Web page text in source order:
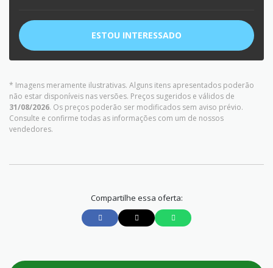
ESTOU INTERESSADO
* Imagens meramente ilustrativas. Alguns itens apresentados poderão
não estar disponíveis nas versões. Preços sugeridos e válidos de
31/08/2026. Os preços poderão ser modificados sem aviso prévio.
Consulte e confirme todas as informações com um de nossos
vendedores.
Compartilhe essa oferta: